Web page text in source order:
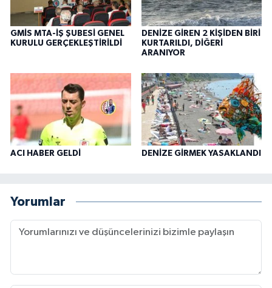
GMİS MTA-İŞ ŞUBESİ GENEL
KURULU GERÇEKLEŞTİRİLDİ
DENİZE GİREN 2 KİŞİDEN BİRİ
KURTARILDI, DİĞERİ
ARANIYOR
ACI HABER GELDİ DENİZE GİRMEK YASAKLANDI
Yorumlar